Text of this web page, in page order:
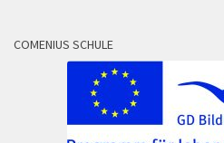
COMENIUS SCHULE